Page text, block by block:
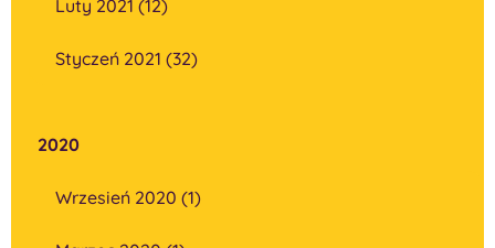
Luty 2021 (12)
Styczeń 2021 (32)
2020
Wrzesień 2020 (1)